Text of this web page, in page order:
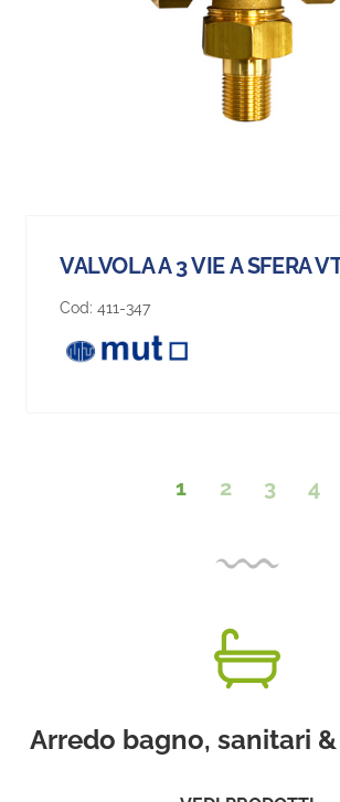
VALVOLA A 3 VIE A SFERA
Cod: 411-347
1 2 3 4
Arredo bagno, sanitari